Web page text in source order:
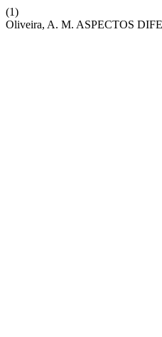
(1)
Oliveira, A. M. ASPECTOS